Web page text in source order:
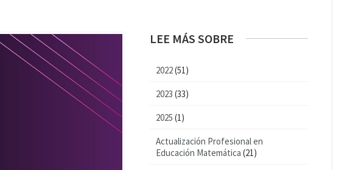
LEE MÁS SOBRE
2022(51)
2023 (33)
2025 (1)
Actualización Profesional en
Educación Matemática (21)